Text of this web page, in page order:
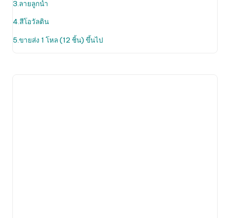
be
on
the
3.ลายลูกน้ำ
4.สีโอวัลติน
5.ขายส่ง 1 โหล (12 ชิ้น) ขึ้นไป